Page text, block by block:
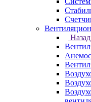
Назад